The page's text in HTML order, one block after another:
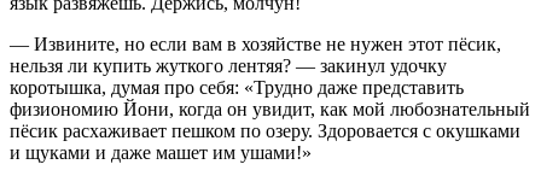
— Извините, но если вам в хозяйстве не нужен этот пёсик,
нельзя ли купить жуткого лентяя? — закинул удочку
коротышка, думая про себя: «Трудно даже представить
физиономию Йони, когда он увидит, как мой любознательный
пёсик расхаживает пешком по озеру. Здоровается с окушками
и щуками и даже машет им ушами!»